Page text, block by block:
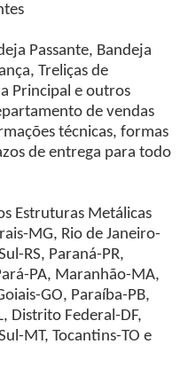
Passante, Bandeja
Treliças de
Principal e outros
de vendas
técnicas, formas
de entrega para todo
Estruturas Metálicas
MG, Rio de Janeiro-
RS, Paraná-PR,
PA, Maranhão-MA,
GO, Paraíba-PB,
Distrito Federal-DF,
MT, Tocantins-TO e